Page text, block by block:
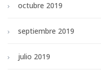
octubre 2019
septiembre 2019
julio 2019